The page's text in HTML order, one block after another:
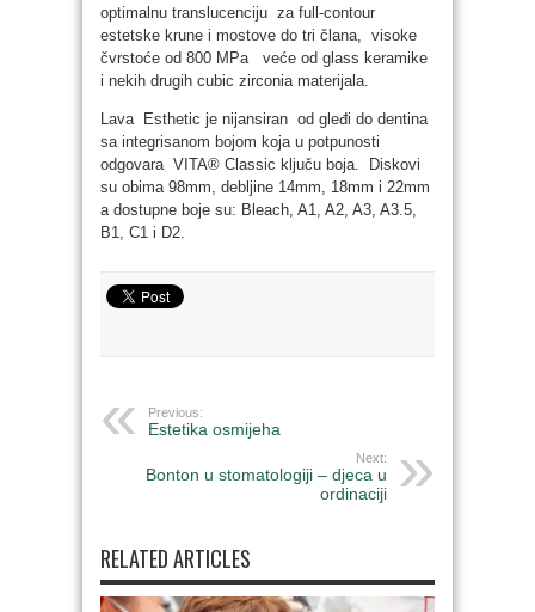
optimalnu translucenciju za full-contour
estetske krune i mostove do tri člana, visoke
čvrstoće od 800 MPa veće od glass keramike
i nekih drugih cubic zirconia materijala.
Lava Esthetic je nijansiran od gleđi do dentina
sa integrisanom bojom koja u potpunosti
odgovara VITA® Classic ključu boja. Diskovi
su obima 98mm, debljine 14mm, 18mm i 22mm
a dostupne boje su: Bleach, A1, A2, A3, A3.5,
B1, C1 i D2.
Previous:
Estetika osmijeha
Next:
Bonton u stomatologiji – djeca u
ordinaciji
RELATED ARTICLES